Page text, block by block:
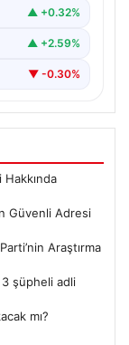
▲ +0.32%
▲ +2.59%
▼ -0.30%
Güvenli Adresi
Araştırma
şüpheli adli
mı?